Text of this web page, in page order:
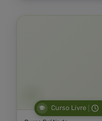
Curso Livre